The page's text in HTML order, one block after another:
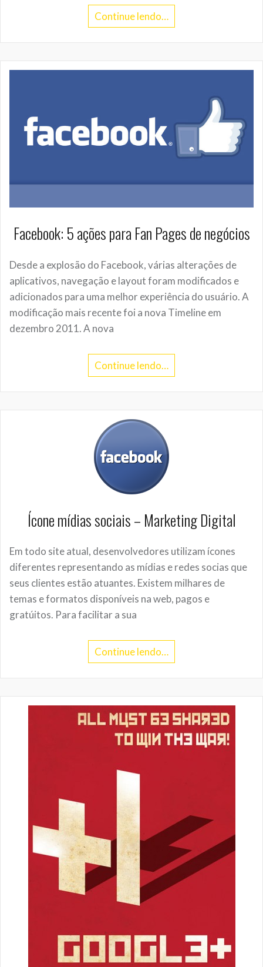
Continue lendo…
Facebook: 5 ações para Fan Pages de negócios
Desde a explosão do Facebook, várias alterações de
aplicativos, navegação e layout foram modificados e
adicionados para uma melhor experiência do usuário. A
modificação mais recente foi a nova Timeline em
dezembro 2011. A nova
Continue lendo…
Ícone mídias sociais – Marketing Digital
Em todo site atual, desenvolvedores utilizam ícones
diferentes representando as mídias e redes socias que
seus clientes estão atuantes. Existem milhares de
temas e formatos disponíveis na web, pagos e
gratúitos. Para facilitar a sua
Continue lendo…